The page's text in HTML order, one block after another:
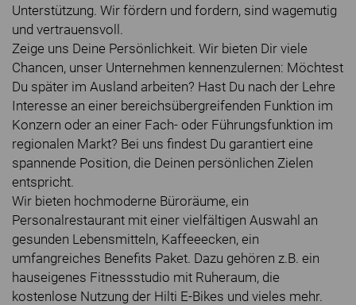
Unterstützung. Wir fördern und fordern, sind wagemutig
und vertrauensvoll.
Zeige uns Deine Persönlichkeit. Wir bieten Dir viele
Chancen, unser Unternehmen kennenzulernen: Möchtest
Du später im Ausland arbeiten? Hast Du nach der Lehre
Interesse an einer bereichsübergreifenden Funktion im
Konzern oder an einer Fach- oder Führungsfunktion im
regionalen Markt? Bei uns findest Du garantiert eine
spannende Position, die Deinen persönlichen Zielen
entspricht.
Wir bieten hochmoderne Büroräume, ein
Personalrestaurant mit einer vielfältigen Auswahl an
gesunden Lebensmitteln, Kaffeeecken, ein
umfangreiches Benefits Paket. Dazu gehören z.B. ein
hauseigenes Fitnessstudio mit Ruheraum, die
kostenlose Nutzung der Hilti E-Bikes und vieles mehr.